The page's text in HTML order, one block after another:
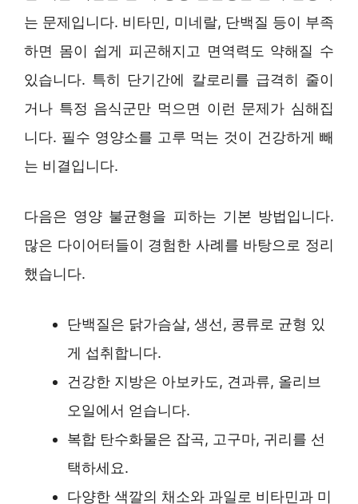
는 문제입니다. 비타민, 미네랄, 단백질 등이 부족
하면 몸이 쉽게 피곤해지고 면역력도 약해질 수
있습니다. 특히 단기간에 칼로리를 급격히 줄이
거나 특정 음식군만 먹으면 이런 문제가 심해집
니다. 필수 영양소를 고루 먹는 것이 건강하게 빼
는 비결입니다.
다음은 영양 불균형을 피하는 기본 방법입니다.
많은 다이어터들이 경험한 사례를 바탕으로 정리
했습니다.
단백질은 닭가슴살, 생선, 콩류로 균형 있
게 섭취합니다.
건강한 지방은 아보카도, 견과류, 올리브
오일에서 얻습니다.
복합 탄수화물은 잡곡, 고구마, 귀리를 선
택하세요.
다양한 색깔의 채소와 과일로 비타민과 미